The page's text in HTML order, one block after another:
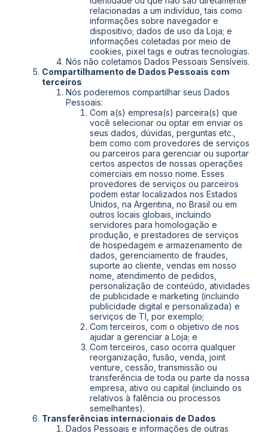
relacionadas a um indivíduo, tais como
informações sobre navegador e
dispositivo; dados de uso da Loja; e
informações coletadas por meio de
cookies, pixel tags e outras tecnologias.
Nós não coletamos Dados Pessoais Sensíveis.
Compartilhamento de Dados Pessoais com
terceiros
Nós poderemos compartilhar seus Dados
Pessoais:
Com a(s) empresa(s) parceira(s) que
você selecionar ou optar em enviar os
seus dados, dúvidas, perguntas etc.,
bem como com provedores de serviços
ou parceiros para gerenciar ou suportar
certos aspectos de nossas operações
comerciais em nosso nome. Esses
provedores de serviços ou parceiros
podem estar localizados nos Estados
Unidos, na Argentina, no Brasil ou em
outros locais globais, incluindo
servidores para homologação e
produção, e prestadores de serviços
de hospedagem e armazenamento de
dados, gerenciamento de fraudes,
suporte ao cliente, vendas em nosso
nome, atendimento de pedidos,
personalização de conteúdo, atividades
de publicidade e marketing (incluindo
publicidade digital e personalizada) e
serviços de TI, por exemplo;
Com terceiros, com o objetivo de nos
ajudar a gerenciar a Loja; e
Com terceiros, caso ocorra qualquer
reorganização, fusão, venda, joint
venture, cessão, transmissão ou
transferência de toda ou parte da nossa
empresa, ativo ou capital (incluindo os
relativos à falência ou processos
semelhantes).
Transferências internacionais de Dados
Dados Pessoais e informações de outras